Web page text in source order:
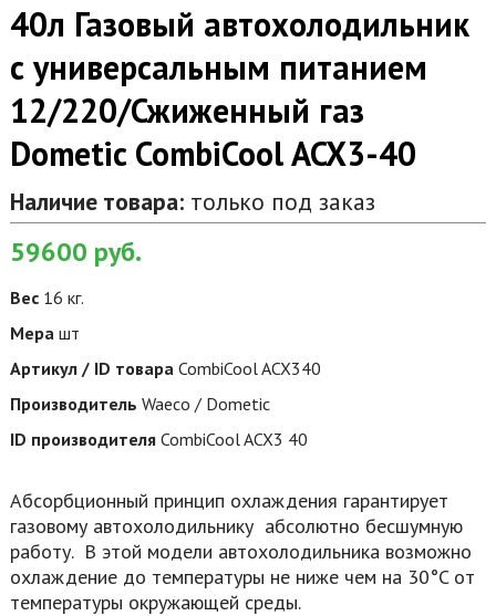
40л Газовый автохолодильник
с универсальным питанием
12/220/Сжиженный газ
Dometic CombiCool ACX3-40
Наличие товара:только под заказ
59600 руб.
Вес 16 кг.
Мера шт
Артикул / ID товара CombiCool ACX340
Производитель Waeco / Dometic
ID производителя CombiCool ACX3 40
Абсорбционный принцип охлаждения гарантирует
газовому автохолодильнику абсолютно бесшумную
работу. В этой модели автохолодильника возможно
охлаждение до температуры не ниже чем на 30°C от
температуры окружающей среды.